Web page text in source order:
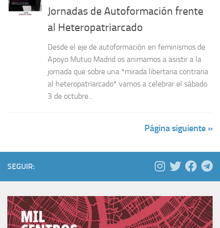
Jornadas de Autoformación frente
al Heteropatriarcado
Desde el eje de autoformación en feminismos de
Apoyo Mutuo Madrid os animamos a asistir a la
jornada que sobre una *mirada libertaria contraria
al heteropatriarcado* vamos a celebrar el sábado
3 de octubre...
Página siguiente »
SEGUIR: